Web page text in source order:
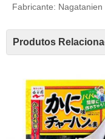
Fabricante: Nagatanien
Produtos